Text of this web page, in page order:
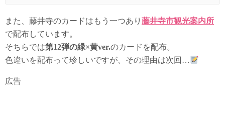
また、藤井寺のカードはもう一つあり 藤井寺市観光案内所
で配布しています。
そちらでは第12弾の緑×黄ver.のカードを配布。
色違いを配布って珍しいですが、その理由は次回…
広告